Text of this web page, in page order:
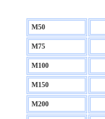
М50
М75
М100
М150
М200